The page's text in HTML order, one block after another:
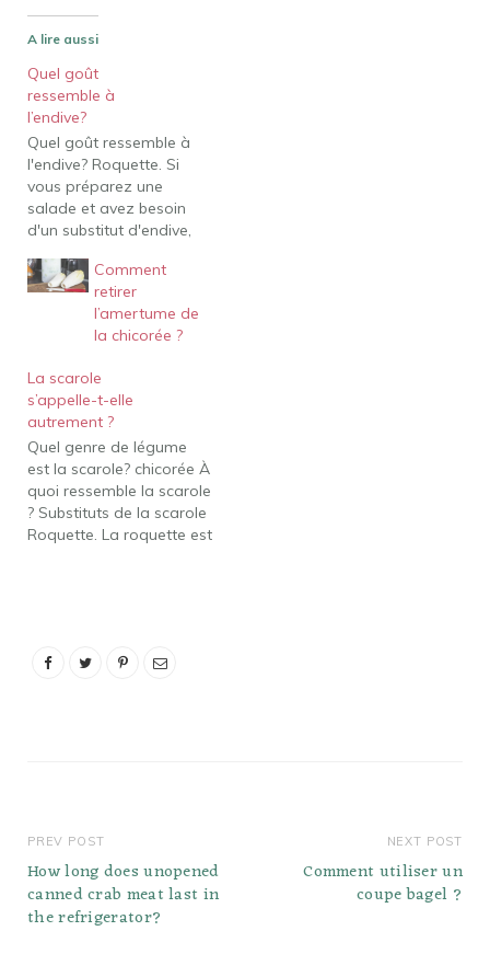
A lire aussi
Quel goût
ressemble à
l’endive?
Quel goût ressemble à
l'endive? Roquette. Si
vous préparez une
salade et avez besoin
d'un substitut d'endive,
roquette. Ce légume
feuillu ressemble au goût
de l'endive mais n'a pas
le même goût amer.
se flétrit assez
rapidement, vous
voudrez peut-être en
utiliser…
Comment
retirer
l’amertume de
la chicorée ?
La scarole
s’appelle-t-elle
autrement ?
Quel genre de légume
est la scarole? chicorée À
quoi ressemble la scarole
? Substituts de la scarole
Roquette. La roquette est
épaisses, tendres, vert
PREV POST
How long does unopened
canned crab meat last in
the refrigerator?
NEXT POST
Comment utiliser un
coupe bagel ?